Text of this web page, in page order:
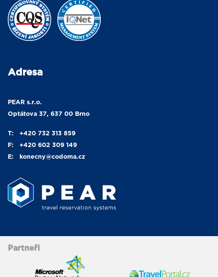
Adresa
PEAR s.r.o.
Optátova 37, 637 00 Brno
T:
+420 732 313 859
F:
+420 602 309 149
E:
konecny@codoma.cz
Partneři